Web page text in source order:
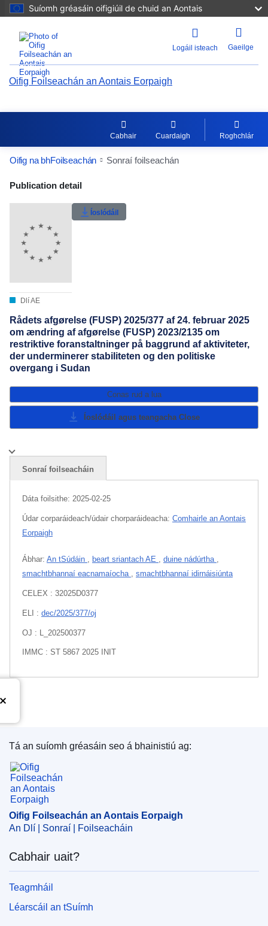
Suíomh gréasáin oifigiúil de chuid an Aontais
Logáil isteach Gaeilge
Oifig Foilseachán an Aontais Eorpaigh
Cabhair Cuardaigh Roghchlár
Oifig na bhFoilseachán Sonraí foilseachán
Publication Detail Actions Portlet
Publication detail
Dlí AE
Íoslódáil
Rådets afgørelse (FUSP) 2025/377 af 24. februar 2025
om ændring af afgørelse (FUSP) 2023/2135 om
restriktive foranstaltninger på baggrund af aktiviteter,
der underminerer stabiliteten og den politiske
overgang i Sudan
Conas rud a lua
Íoslódáil agus teangacha Close
Sonraí foilseacháin
Dáta foilsithe: 2025-02-25
Údar corparáideach/údair chorparáideacha: Comhairle an Aontais
Eorpaigh
Ábhar: An tSúdáin beart sriantach AE duine nádúrtha
smachtbhannaí eacnamaíocha
smachtbhannaí idirnáisiúnta
CELEX : 32025D0377
ELI : dec/2025/377/oj
OJ : L_202500377
IMMC : ST 5867 2025 INIT
Oifig Foilseachán an Aontais Eorpaigh
Tá an suíomh gréasáin seo á bhainistiú ag:
Oifig Foilseachán an Aontais Eorpaigh
An Dlí | Sonraí | Foilseacháin
Cabhair uait?
Teagmháil
Léarscáil an tSuímh